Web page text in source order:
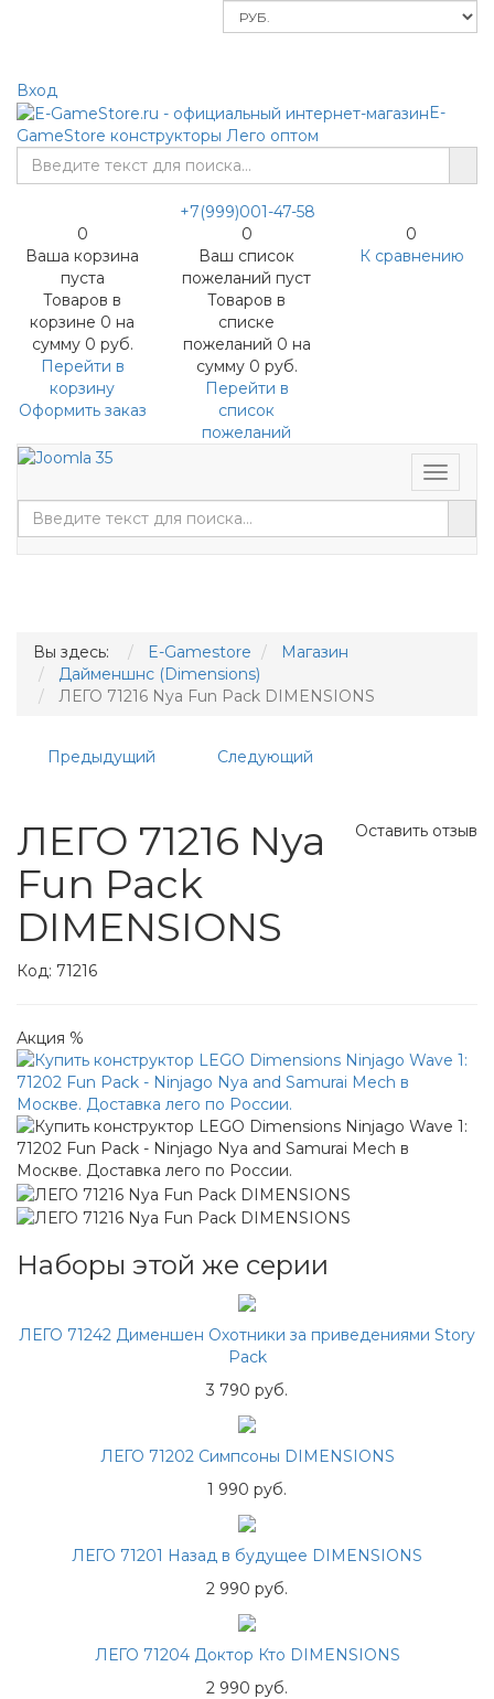
Вход
E-
GameStore конструкторы Лего оптом
+7(999)001-47-58
0
Ваша корзина
пуста
Товаров в
корзине 0 на
сумму 0 руб.
Перейти в
корзину
Оформить заказ
0
Ваш список
пожеланий пуст
Товаров в
списке
пожеланий 0 на
сумму 0 руб.
Перейти в
список
пожеланий
0
К сравнению
Меню
Вы здесь: E-Gamestore
Магазин
Дайменшнс (Dimensions)
ЛЕГО 71216 Nya Fun Pack DIMENSIONS
Предыдущий Следующий
Оставить отзыв
ЛЕГО 71216 Nya
Fun Pack
DIMENSIONS
Код: 71216
Акция %
Наборы этой же серии
ЛЕГО 71242 Дименшен Охотники за приведениями Story
Pack
3 790 руб.
ЛЕГО 71202 Симпсоны DIMENSIONS
1 990 руб.
ЛЕГО 71201 Назад в будущее DIMENSIONS
2 990 руб.
ЛЕГО 71204 Доктор Кто DIMENSIONS
2 990 руб.